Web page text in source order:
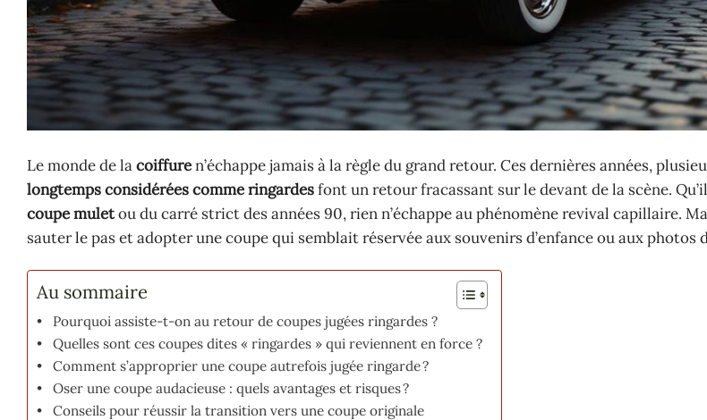
Le monde de lacoiffuren’échappe jamais à la règle du grand retour. Ces dernières années,
longtemps considérées comme ringardesfont un retour fracassant sur le devant de la scène.
coupe muletou du carré strict des années 90, rien n’échappe au phénomène revival capillaire.
sauter le pas et adopter une coupe qui semblait réservée aux souvenirs d’enfance ou aux photos
Au sommaire
Pourquoi assiste-t-on au retour de coupes jugées ringardes ?
Quelles sont ces coupes dites « ringardes » qui reviennent en force ?
Comment s’approprier une coupe autrefois jugée ringarde ?
Oser une coupe audacieuse : quels avantages et risques ?
Conseils pour réussir la transition vers une coupe originale